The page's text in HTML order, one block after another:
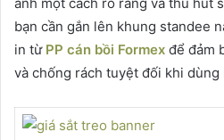
bạn cần gắn lên khung standee
in từ PP cán bồi Formex để đảm
và chống rách tuyệt đối khi dùng